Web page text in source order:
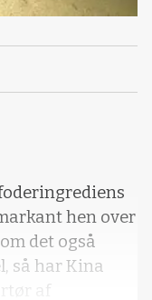
hen over
det også
så har Kina
af